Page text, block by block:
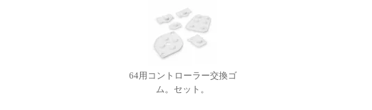
64用コントローラー交換ゴ
ム。セット。